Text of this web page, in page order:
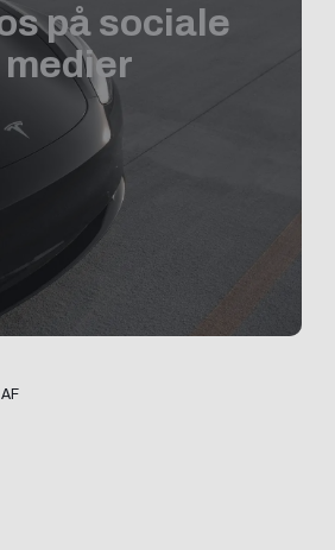
på sociale
medier